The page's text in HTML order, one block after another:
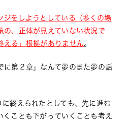
ジをしようとしている（多くの場
の、正体が見えていない状況で
える」根拠がありません。
に第２章」なんて夢のまた夢の話
終えられたとしても、先に進む
ことも下がっていくことも考え